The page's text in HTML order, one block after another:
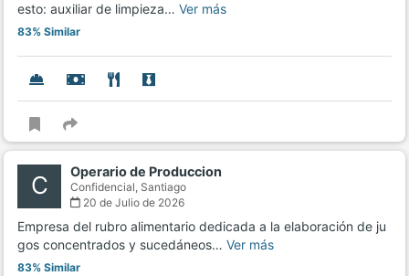
esto: auxiliar de limpieza… Ver más
83% Similar
C Operario de Produccion
Confidencial, Santiago
20 de Julio de 2026
Empresa del rubro alimentario dedicada a la elaboración de ju
gos concentrados y sucedáneos… Ver más
83% Similar